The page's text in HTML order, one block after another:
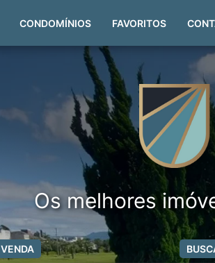
CONDOMÍNIOS FAVORITOS
Os melhores
VENDA